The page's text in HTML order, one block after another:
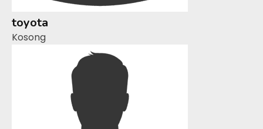
toyota
Kosong